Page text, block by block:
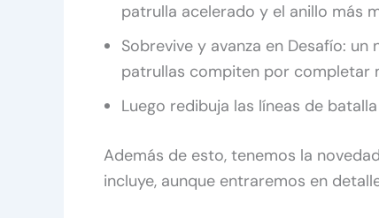
patrulla acelerado y el anillo más
Sobrevive y avanza en Desafío:
patrullas compiten por completar
Luego redibuja las líneas de
Además de esto, tenemos la
incluye, aunque entraremos en